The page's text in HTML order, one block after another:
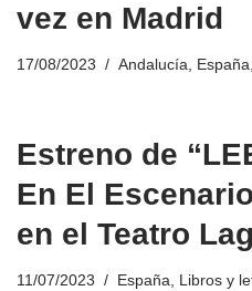
vez en Madrid
17/08/2023 Andalucía España
Estreno de
En El
en el Teatro
11/07/2023 España Libros y